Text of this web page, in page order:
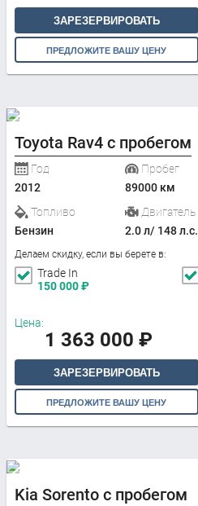
ЗАРЕЗЕРВИРОВАТЬ
ПРЕДЛОЖИТЕ ВАШУ ЦЕНУ
Toyota Rav4 с пробегом
Год
2012
Пробег
89000 км
Топливо
Бензин
Двигатель
2.0 л/ 148 л.с.
Делаем скидку, если вы берете в:
Trade In
150 000₽
Цена:
1 363 000 ₽
ЗАРЕЗЕРВИРОВАТЬ
ПРЕДЛОЖИТЕ ВАШУ ЦЕНУ
Kia Sorento с пробегом